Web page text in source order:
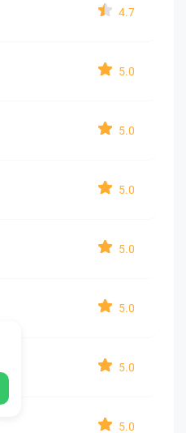
4.7
5.0
5.0
5.0
5.0
5.0
5.0
5.0